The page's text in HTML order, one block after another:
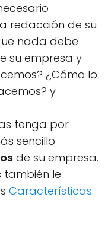
redacción de su
nada debe
su empresa y
¿Cómo lo
y
tenga por
sencillo
de su empresa.
también le
Características